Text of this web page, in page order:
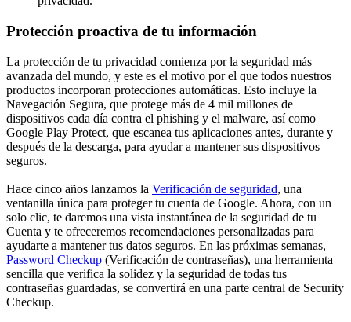
Protección proactiva de tu información
La protección de tu privacidad comienza por la seguridad más
avanzada del mundo, y este es el motivo por el que todos nuestros
productos incorporan protecciones automáticas. Esto incluye la
Navegación Segura, que protege más de 4 mil millones de
dispositivos cada día contra el phishing y el malware, así como
Google Play Protect, que escanea tus aplicaciones antes, durante y
después de la descarga, para ayudar a mantener sus dispositivos
seguros.
Hace cinco años lanzamos la Verificación de seguridad, una
ventanilla única para proteger tu cuenta de Google. Ahora, con un
solo clic, te daremos una vista instantánea de la seguridad de tu
Cuenta y te ofreceremos recomendaciones personalizadas para
ayudarte a mantener tus datos seguros. En las próximas semanas,
Password Checkup (Verificación de contraseñas), una herramienta
sencilla que verifica la solidez y la seguridad de todas tus
contraseñas guardadas, se convertirá en una parte central de Security
Checkup.